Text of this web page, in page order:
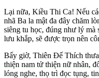
Lại nữa, Kiều Thi Ca! Nếu
nhã Ba la mật đa đây chăm
siêng tu học, đúng như lý
lưu khắp, sẽ được trọn nên
Bấy giờ, Thiên Đế Thích
thiện nam tử thiện nữ nhân,
lóng nghe, thọ trì đọc tụng,